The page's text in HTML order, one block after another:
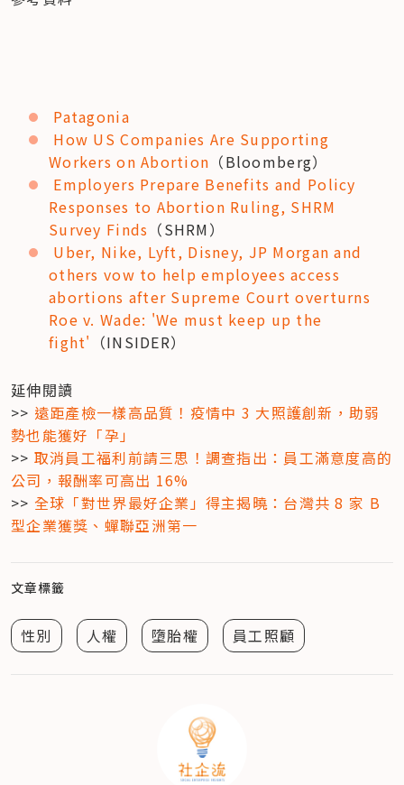
Patagonia
How US Companies Are Supporting
Workers on Abortion （Bloomberg）
Employers Prepare Benefits and Policy
Responses to Abortion Ruling, SHRM
Survey Finds （SHRM）
Uber, Nike, Lyft, Disney, JP Morgan and
others vow to help employees access
abortions after Supreme Court overturns
Roe v. Wade: 'We must keep up the
fight' （INSIDER）
延伸閱讀
>> 遠距產檢一樣高品質！疫情中 3 大照護創新，助弱
勢也能獲好「孕」
>> 取消員工福利前請三思！調查指出：員工滿意度高的
公司，報酬率可高出 16%
>> 全球「對世界最好企業」得主揭曉：台灣共 8 家 B
型企業獲獎、蟬聯亞洲第一
文章標籤
性別 人權 墮胎權 員工照顧